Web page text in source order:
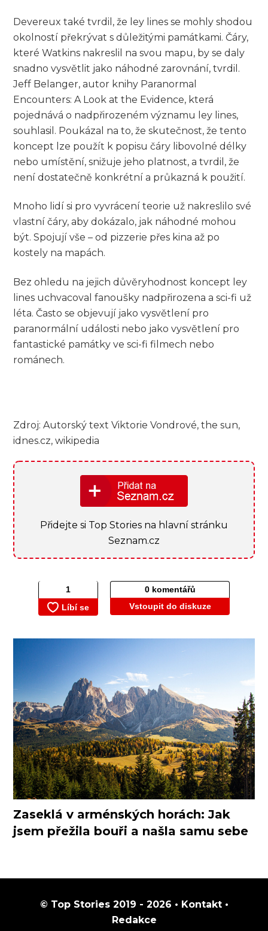
Devereux také tvrdil, že ley lines se mohly shodou
okolností překrývat s důležitými památkami. Čáry,
které Watkins nakreslil na svou mapu, by se daly
snadno vysvětlit jako náhodné zarovnání, tvrdil.
Jeff Belanger, autor knihy Paranormal
Encounters: A Look at the Evidence, která
pojednává o nadpřirozeném významu ley lines,
souhlasil. Poukázal na to, že skutečnost, že tento
koncept lze použít k popisu čáry libovolné délky
nebo umístění, snižuje jeho platnost, a tvrdil, že
není dostatečně konkrétní a průkazná k použití.
Mnoho lidí si pro vyvrácení teorie už nakreslilo své
vlastní čáry, aby dokázalo, jak náhodné mohou
být. Spojují vše – od pizzerie přes kina až po
kostely na mapách.
Bez ohledu na jejich důvěryhodnost koncept ley
lines uchvacoval fanoušky nadpřirozena a sci-fi už
léta. Často se objevují jako vysvětlení pro
paranormální události nebo jako vysvětlení pro
fantastické památky ve sci-fi filmech nebo
románech.
Zdroj: Autorský text Viktorie Vondrové, the sun,
idnes.cz, wikipedia
Přidejte si Top Stories na hlavní stránku
Seznam.cz
0 komentářů
Vstoupit do diskuze
Zaseklá v arménských horách: Jak
jsem přežila bouři a našla samu sebe
© Top Stories 2019 - 2026 • Kontakt•
Redakce